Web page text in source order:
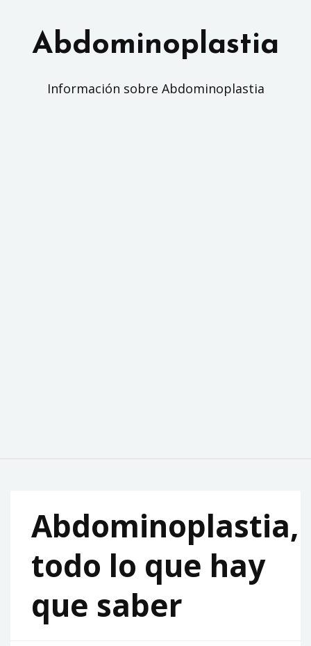
Abdominoplastia
Información sobre Abdominoplastia
Abdominoplastia,
todo lo que hay
que saber